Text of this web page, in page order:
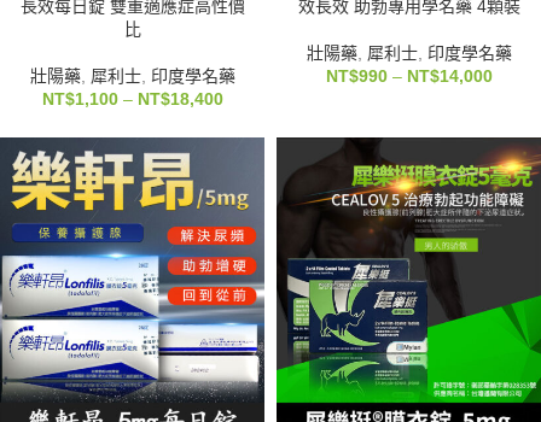
長效每日錠 雙重適應症高性價
比
壯陽藥, 犀利士, 印度學名藥
NT$1,100 – NT$18,400
效長效 助勃專用學名藥 4顆裝
壯陽藥, 犀利士, 印度學名藥
NT$990 – NT$14,000